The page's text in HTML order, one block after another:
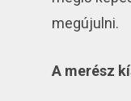
megújulni.
A merész